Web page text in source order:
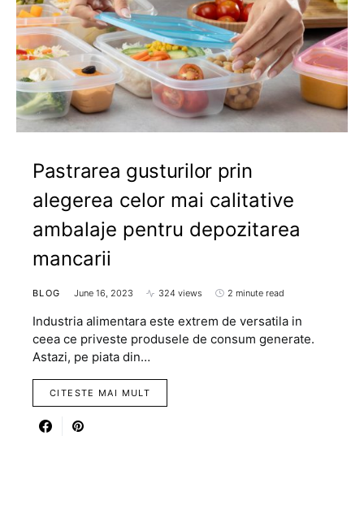
Pastrarea gusturilor prin
alegerea celor mai calitative
ambalaje pentru depozitarea
mancarii
BLOG June 16, 2023 324 views 2 minute read
Industria alimentara este extrem de versatila in
ceea ce priveste produsele de consum generate.
Astazi, pe piata din…
CITESTE MAI MULT